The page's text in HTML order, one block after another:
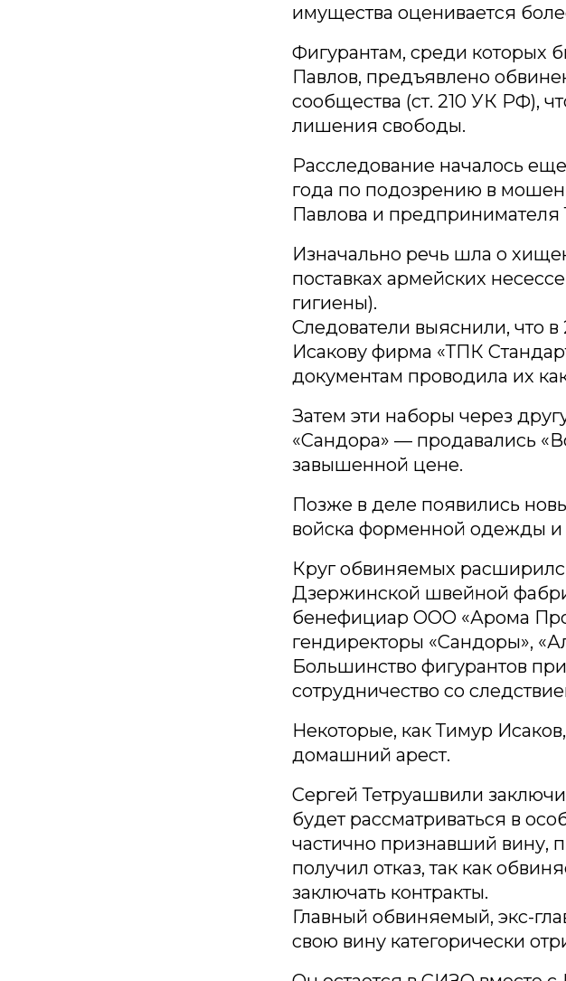
имущества оценивается
Фигурантам, среди которых
Павлов, предъявлено
сообщества (ст. 210 УК РФ),
лишения свободы.
Расследование началось
года по подозрению в
Павлова и предпринимателя
Изначально речь шла о
поставках армейских
гигиены).
Следователи выяснили, что
Исакову фирма «ТПК
документам проводила их
Затем эти наборы через
«Сандора» — продавались
завышенной цене.
Позже в деле появились
войска форменной одежды и
Круг обвиняемых
Дзержинской швейной
бенефициар ООО «Арома
гендиректоры «Сандоры»,
Большинство фигурантов
сотрудничество со
Некоторые, как Тимур
домашний арест.
Сергей Тетруашвили
будет рассматриваться в
частично признавший вину,
получил отказ, так как
заключать контракты.
Главный обвиняемый, экс-
свою вину категорически